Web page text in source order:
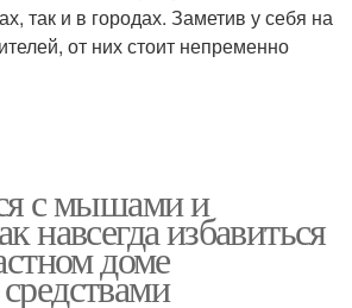
так и в городах. Заметив у себя на
от них стоит непременно
с мышами и
навсегда избавиться
доме